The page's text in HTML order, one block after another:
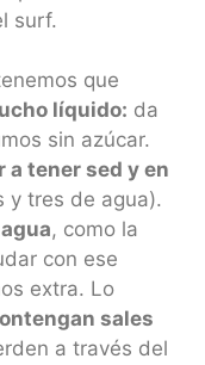
surf.
que
líquido: da
sin azúcar.
a tener sed y en
y tres de agua).
, como la
con ese
extra. Lo
sales
a través del